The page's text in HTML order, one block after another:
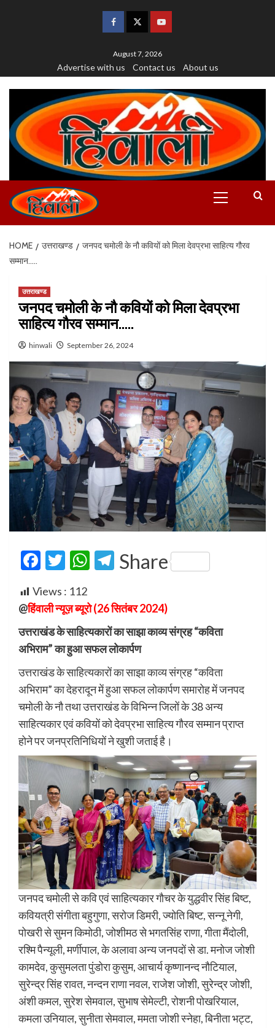
August 7, 2026
Advertise with us Contact us About us
HOME उत्तराखण्ड
जनपद चमोली के नौ कवियों को मिला देवप्रभा साहित्य गौरव
सम्मान…..
उत्तराखण्ड
जनपद चमोली के नौ कवियों को मिला देवप्रभा
साहित्य गौरव सम्मान…..
hinwali September 26, 2024
Facebook
Twitter
WhatsApp
Telegram
Share
Views : 112
@हिंवाली न्यूज़ ब्यूरो (26 सितंबर 2024)
उत्तराखंड के साहित्यकारों का साझा काव्य संग्रह “कविता
अभिराम” का हुआ सफल लोकार्पण
उत्तराखंड के साहित्यकारों का साझा काव्य संग्रह “कविता
अभिराम” का देहरादून में हुआ सफल लोकार्पण समारोह में जनपद
चमोली के नौ तथा उत्तराखंड के विभिन्न जिलों के 38 अन्य
साहित्यकार एवं कवियों को देवप्रभा साहित्य गौरव सम्मान प्राप्त
होने पर जनप्रतिनिधियों ने खुशी जताई है।
जनपद चमोली से कवि एवं साहित्यकार गौचर के युद्धवीर सिंह बिष्ट,
कवियत्री संगीता बहुगुणा, सरोज डिमरी, ज्योति बिष्ट, सन्नू नेगी,
पोखरी से सुमन किमोठी, जोशीमठ से भगतसिंह राणा, गीता मैंदोली,
रश्मि पैन्यूली, मर्णीपाल, के अलावा अन्य जनपदों से डा. मनोज जोशी
कामदेव, कुसुमलता पुंडोरा कुसुम, आचार्य कृष्णानन्द नौटियाल,
सुरेन्द्र सिंह रावत, नन्दन राणा नवल, राजेश जोशी, सुरेन्द्र जोशी,
अंशी कमल, सुरेश सेमवाल, सुभाष सेमेल्टी, रोशनी पोखरियाल,
कमला उनियाल, सुनीता सेमवाल, ममता जोशी स्नेहा, बिनीता भट्ट,